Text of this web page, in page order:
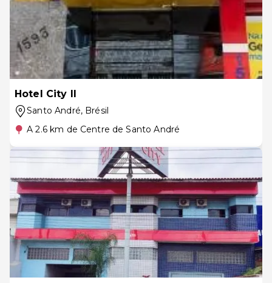
Hotel City II
Santo André, Brésil
A 2.6 km de Centre de Santo André